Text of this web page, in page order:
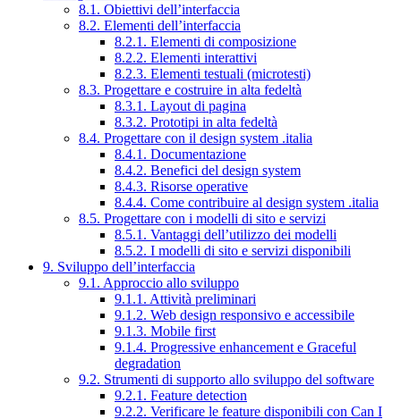
8.1. Obiettivi dell’interfaccia
8.2. Elementi dell’interfaccia
8.2.1. Elementi di composizione
8.2.2. Elementi interattivi
8.2.3. Elementi testuali (microtesti)
8.3. Progettare e costruire in alta fedeltà
8.3.1. Layout di pagina
8.3.2. Prototipi in alta fedeltà
8.4. Progettare con il design system .italia
8.4.1. Documentazione
8.4.2. Benefici del design system
8.4.3. Risorse operative
8.4.4. Come contribuire al design system .italia
8.5. Progettare con i modelli di sito e servizi
8.5.1. Vantaggi dell’utilizzo dei modelli
8.5.2. I modelli di sito e servizi disponibili
9. Sviluppo dell’interfaccia
9.1. Approccio allo sviluppo
9.1.1. Attività preliminari
9.1.2. Web design responsivo e accessibile
9.1.3. Mobile first
9.1.4. Progressive enhancement e Graceful
degradation
9.2. Strumenti di supporto allo sviluppo del software
9.2.1. Feature detection
9.2.2. Verificare le feature disponibili con Can I